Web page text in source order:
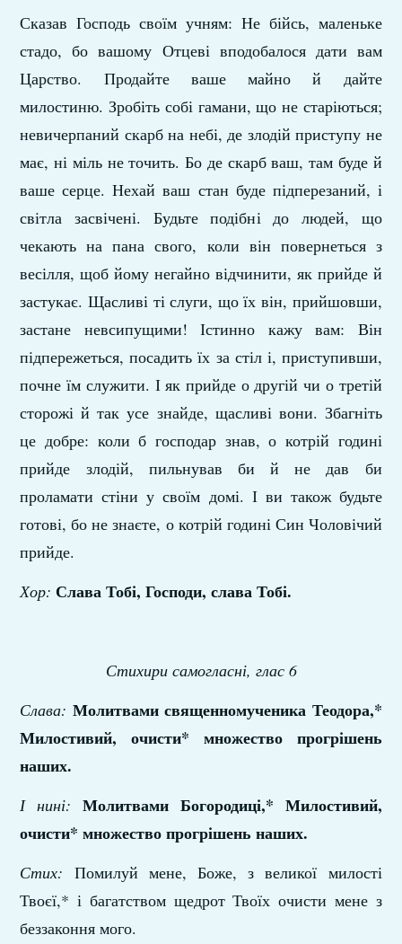
Сказав Господь своїм учням: Не бійсь, маленьке
стадо, бо вашому Отцеві вподобалося дати вам
Царство. Продайте ваше майно й дайте
милостиню. Зробіть собі гамани, що не старіються;
невичерпаний скарб на небі, де злодій приступу не
має, ні міль не точить. Бо де скарб ваш, там буде й
ваше серце. Нехай ваш стан буде підперезаний, і
світла засвічені. Будьте подібні до людей, що
чекають на пана свого, коли він повернеться з
весілля, щоб йому негайно відчинити, як прийде й
застукає. Щасливі ті слуги, що їх він, прийшовши,
застане невсипущими! Істинно кажу вам: Він
підпережеться, посадить їх за стіл і, приступивши,
почне їм служити. І як прийде о другій чи о третій
сторожі й так усе знайде, щасливі вони. Збагніть
це добре: коли б господар знав, о котрій годині
прийде злодій, пильнував би й не дав би
проламати стіни у своїм домі. І ви також будьте
готові, бо не знаєте, о котрій годині Син Чоловічий
прийде.
Хор: Слава Тобі, Господи, слава Тобі.
Стихири самогласні, глас 6
Слава: Молитвами священномученика Теодора,*
Милостивий, очисти* множество прогрішень
наших.
І нині: Молитвами Богородиці,* Милостивий,
очисти* множество прогрішень наших.
Стих: Помилуй мене, Боже, з великої милості
Твоєї,* і багатством щедрот Твоїх очисти мене з
беззаконня мого.